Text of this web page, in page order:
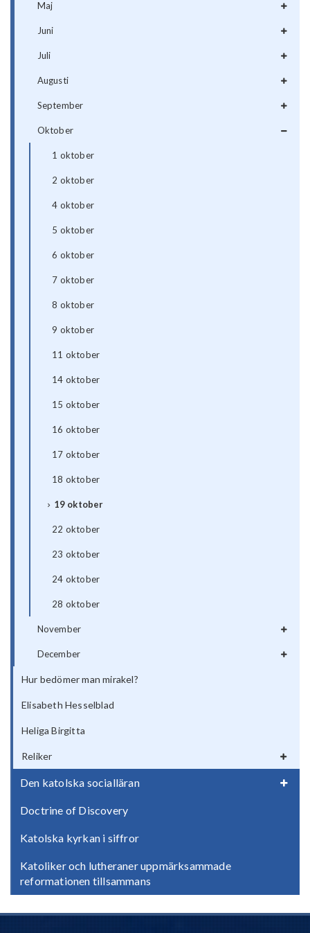
Maj
Juni
Juli
Augusti
September
Oktober
1 oktober
2 oktober
4 oktober
5 oktober
6 oktober
7 oktober
8 oktober
9 oktober
11 oktober
14 oktober
15 oktober
16 oktober
17 oktober
18 oktober
19 oktober
22 oktober
23 oktober
24 oktober
28 oktober
November
December
Hur bedömer man mirakel?
Elisabeth Hesselblad
Heliga Birgitta
Reliker
Den katolska socialläran
Doctrine of Discovery
Katolska kyrkan i siffror
Katoliker och lutheraner uppmärksammade
reformationen tillsammans